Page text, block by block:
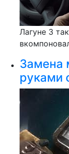
Лагуне 3
Замена
руками